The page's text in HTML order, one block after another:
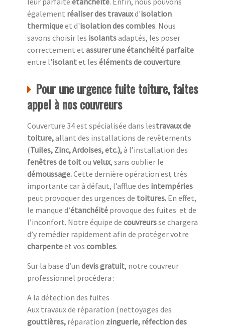
également réaliser des travauxd'isolation
thermiqueet d'isolation des combles. Nous
savons choisir les isolantsadaptés, les poser
correctement et assurer une étanchéité parfaite
entre l'isolantet les éléments de couverture.
Pour une urgence fuite toiture, faites
appel à nos couvreurs
Couverture 34 est spécialisée dans lestravaux de
toiture,allant des installations de revêtements
(Tuiles, Zinc, Ardoises, etc.),à l’installation des
fenêtres de toitou velux, sans oublier le
démoussage.Cette dernière opération est très
importante car à défaut, l’afflue des intempéries
peut provoquer des urgences de toitures. En effet,
le manque d’étanchéité provoque des fuites et de
l’inconfort. Notre équipe de couvreursse chargera
d’y remédier rapidement afin de protéger votre
charpenteet vos combles.
Sur la base d’un devis gratuit, notre couvreur
professionnel procédera :
A la détection des fuites
Aux travaux de réparation (nettoyages des
gouttières, réparation zinguerie, réfection des